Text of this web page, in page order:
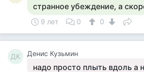
странное убеждение, а
9 лет 0 0
ДК Денис Кузьмин
надо просто плыть вдоль а